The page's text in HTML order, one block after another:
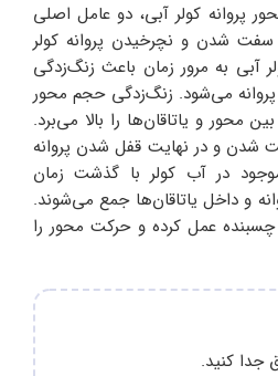
پروانه کولر آبی، دو عامل اصلی
شدن و نچرخیدن پروانه کولر
آبی به مرور زمان باعث زنگ‌زدگی
می‌شود. زنگ‌زدگی حجم محور
محور و یاتاقان‌ها را بالا می‌برد.
و در نهایت قفل شدن پروانه
در آب کولر با گذشت زمان
و داخل یاتاقان‌ها جمع می‌شوند.
چسبنده عمل کرده و حرکت محور را
جدا کنید.